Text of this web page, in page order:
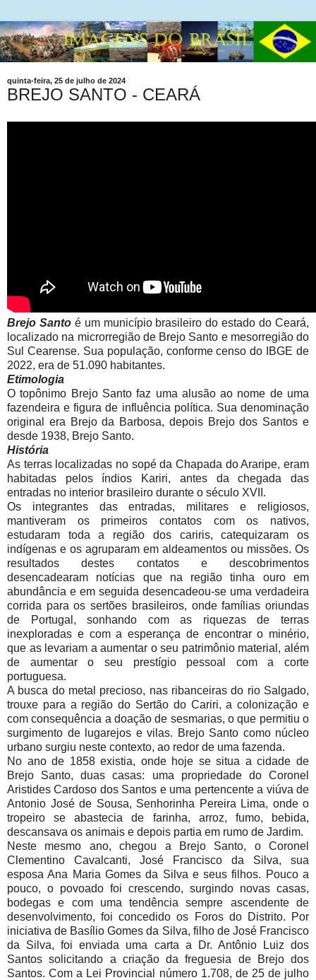
quinta-feira, 25 de julho de 2024
BREJO SANTO - CEARÁ
Brejo Santoé um município brasileiro do estado do Ceará,
localizado na microrregião de Brejo Santo e mesorregião do
Sul Cearense. Sua população, conforme censo do IBGE de
2022, era de 51.090 habitantes.
Etimologia
O topônimo Brejo Santo faz uma alusão ao nome de uma
fazendeira e figura de influência política. Sua denominação
original era Brejo da Barbosa, depois Brejo dos Santos e
desde 1938, Brejo Santo.
História
As terras localizadas no sopé da Chapada do Araripe, eram
habitadas pelos índios Kariri, antes da chegada das
entradas no interior brasileiro durante o século XVII.
Os integrantes das entradas, militares e religiosos,
mantiveram os primeiros contatos com os nativos,
estudaram toda a região dos cariris, catequizaram os
indígenas e os agruparam em aldeamentos ou missões. Os
resultados destes contatos e descobrimentos
desencadearam notícias que na região tinha ouro em
abundância e em seguida desencadeou-se uma verdadeira
corrida para os sertões brasileiros, onde famílias oriundas
de Portugal, sonhando com as riquezas de terras
inexploradas e com a esperança de encontrar o minério,
que as levariam a aumentar o seu patrimônio material, além
de aumentar o seu prestígio pessoal com a corte
portuguesa.
A busca do metal precioso, nas ribanceiras do rio Salgado,
trouxe para a região do Sertão do Cariri, a colonização e
com consequência a doação de sesmarias, o que permitiu o
surgimento de lugarejos e vilas. Brejo Santo como núcleo
urbano surgiu neste contexto, ao redor de uma fazenda.
No ano de 1858 existia, onde hoje se situa a cidade de
Brejo Santo, duas casas: uma propriedade do Coronel
Aristides Cardoso dos Santos e uma pertencente a viúva de
Antonio José de Sousa, Senhorinha Pereira Lima, onde o
tropeiro se abastecia de farinha, arroz, fumo, bebida,
descansava os animais e depois partia em rumo de Jardim.
Neste mesmo ano, chegou a Brejo Santo, o Coronel
Clementino Cavalcanti, José Francisco da Silva, sua
esposa Ana Maria Gomes da Silva e seus filhos. Pouco a
pouco, o povoado foi crescendo, surgindo novas casas,
bodegas e com uma tendência sempre ascendente de
desenvolvimento, foi concedido os Foros do Distrito. Por
iniciativa de Basílio Gomes da Silva, filho de José Francisco
da Silva, foi enviada uma carta a Dr. Antônio Luiz dos
Santos solicitando a criação da freguesia de Brejo dos
Santos. Com a Lei Provincial número 1.708, de 25 de julho